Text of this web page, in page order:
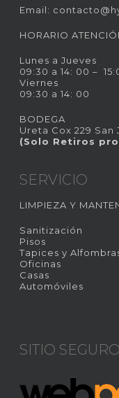
Email:
HORARIO
Lunes a Jueves
09:30 a 14: 00 –
Viernes
09:30 a 14: 00
BODEGA
Ureta Cox 229 San
(Solo Retiros
SERVICIO
LIMPIEZA Y
Sanitización
Pisos
Tapices y
Oficinas
Casas
Automóviles
SITIO SEGURO